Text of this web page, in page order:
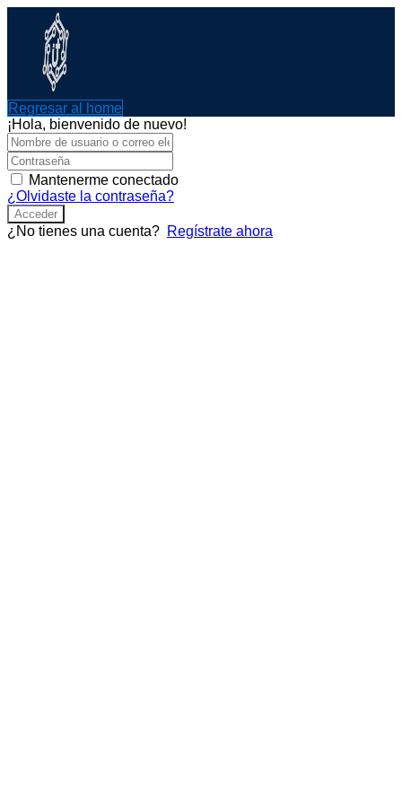
contenido
Regresar al home
¡Hola, bienvenido de nuevo!
Mantenerme conectado
¿Olvidaste la contraseña?
Acceder
¿No tienes una cuenta? Regístrate ahora